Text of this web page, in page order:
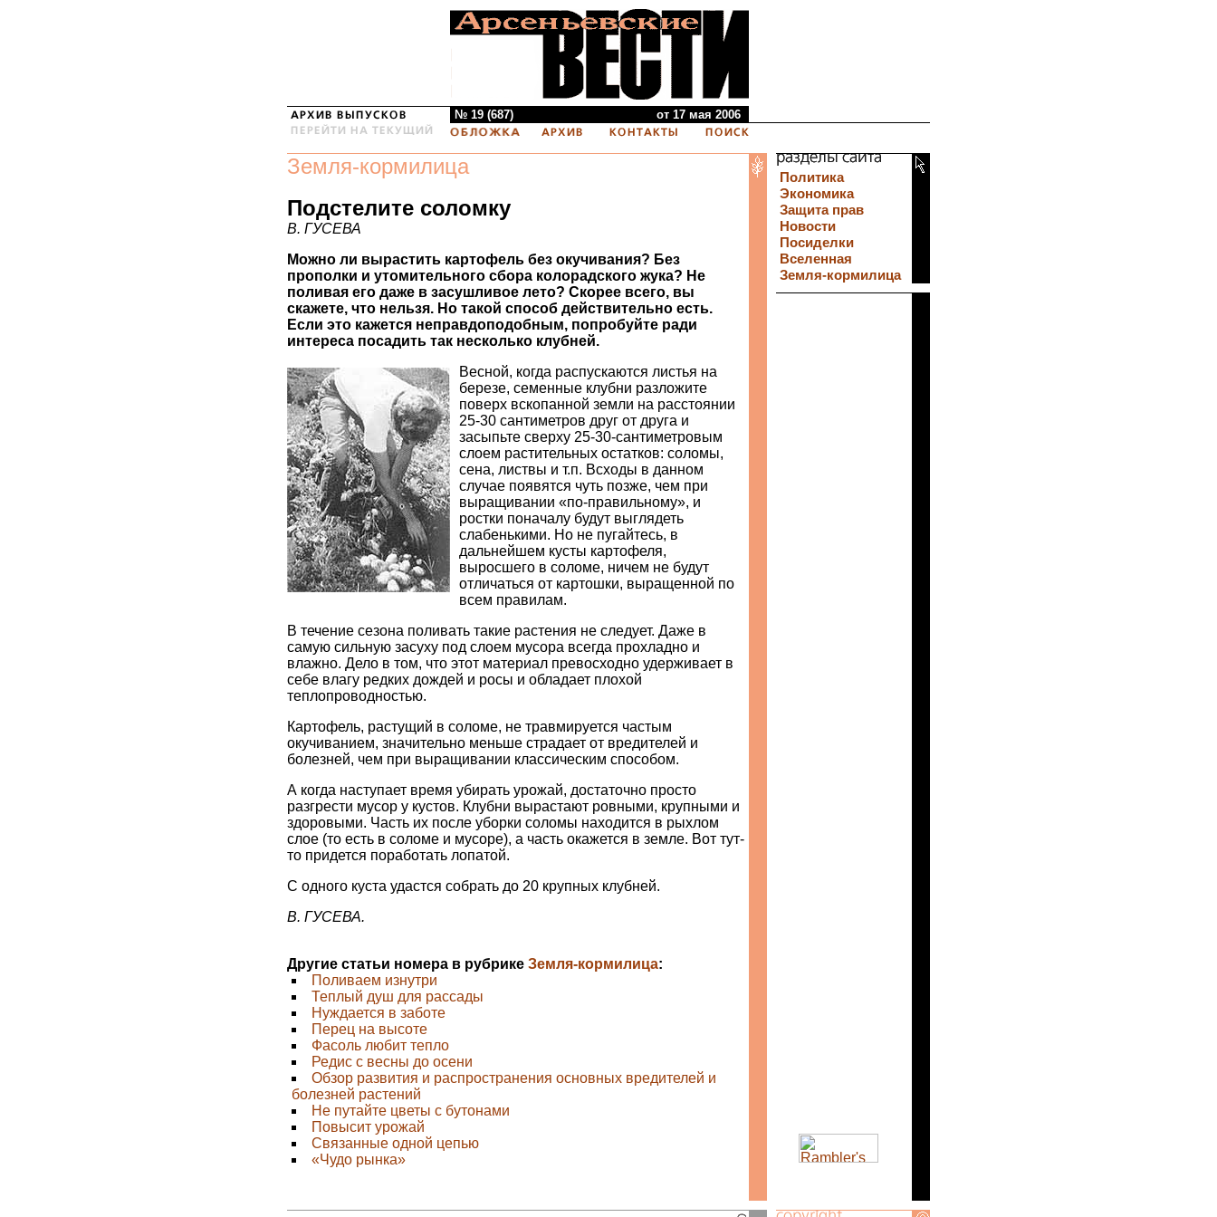
№ 19 (687) от 17 мая 2006
Земля-кормилица
Подстелите соломку
В. ГУСЕВА
Можно ли вырастить картофель без окучивания? Без
прополки и утомительного сбора колорадского жука? Не
поливая его даже в засушливое лето? Скорее всего, вы
скажете, что нельзя. Но такой способ действительно есть.
Если это кажется неправдоподобным, попробуйте ради
интереса посадить так несколько клубней.
Весной, когда распускаются листья на
березе, семенные клубни разложите
поверх вскопанной земли на расстоянии
25-30 сантиметров друг от друга и
засыпьте сверху 25-30-сантиметровым
слоем растительных остатков: соломы,
сена, листвы и т.п. Всходы в данном
случае появятся чуть позже, чем при
выращивании «по-правильному», и
ростки поначалу будут выглядеть
слабенькими. Но не пугайтесь, в
дальнейшем кусты картофеля,
выросшего в соломе, ничем не будут
отличаться от картошки, выращенной по
всем правилам.
В течение сезона поливать такие растения не следует. Даже в
самую сильную засуху под слоем мусора всегда прохладно и
влажно. Дело в том, что этот материал превосходно удерживает в
себе влагу редких дождей и росы и обладает плохой
теплопроводностью.
Картофель, растущий в соломе, не травмируется частым
окучиванием, значительно меньше страдает от вредителей и
болезней, чем при выращивании классическим способом.
А когда наступает время убирать урожай, достаточно просто
разгрести мусор у кустов. Клубни вырастают ровными, крупными и
здоровыми. Часть их после уборки соломы находится в рыхлом
слое (то есть в соломе и мусоре), а часть окажется в земле. Вот тут-
то придется поработать лопатой.
С одного куста удастся собрать до 20 крупных клубней.
В. ГУСЕВА.
Другие статьи номера в рубрике Земля-кормилица:
Поливаем изнутри
Теплый душ для рассады
Нуждается в заботе
Перец на высоте
Фасоль любит тепло
Редис с весны до осени
Обзор развития и распространения основных вредителей и
болезней растений
Не путайте цветы с бутонами
Повысит урожай
Связанные одной цепью
«Чудо рынка»
Политика
Экономика
Защита прав
Новости
Посиделки
Вселенная
Земля-кормилица